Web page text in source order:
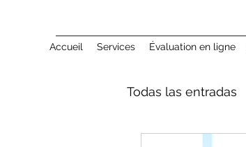
Accueil Services Évaluation en ligne
Todas las entradas